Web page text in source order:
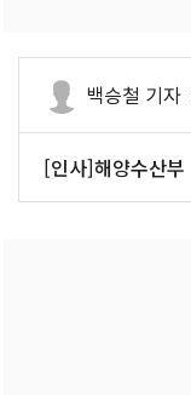
백승철 기자
[인사]해양수산부